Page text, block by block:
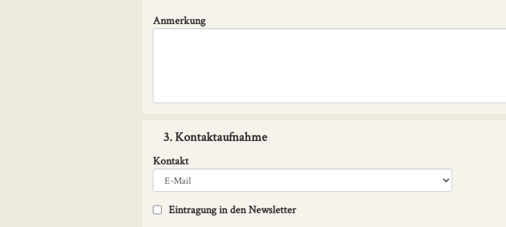
Anmerkung
3. Kontaktaufnahme
Kontakt
Eintragung in den Newsletter